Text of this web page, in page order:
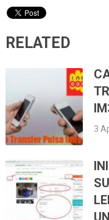
RELATED
3